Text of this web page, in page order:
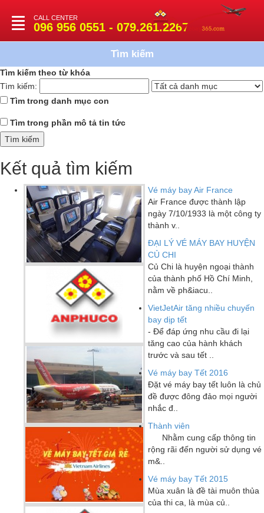
Toggle
navigation
CALL CENTER
096 956 0551 - 079.261.2267
Tìm kiếm
Tìm kiếm theo từ khóa
Tìm kiếm:
Tìm trong danh mục con
Tìm trong phần mô tả tin tức
Kết quả tìm kiếm
Vé máy bay Air France
Air France được thành lập
ngày 7/10/1933 là một công ty
thành v..
ĐẠI LÝ VÉ MÁY BAY HUYỆN
CỦ CHI
Củ Chi là huyện ngoại thành
của thành phố Hồ Chí Minh,
nằm về ph&iacu..
VietJetAir tăng nhiều chuyến
bay dịp tết
- Để đáp ứng nhu cầu đi lại
tăng cao của hành khách
trước và sau tết ..
Vé máy bay Tết 2016
Đặt vé máy bay tết luôn là chủ
đề được đông đảo mọi người
nhắc đ..
Thành viên
Nhằm cung cấp thông tin
rộng rãi đến người sử dụng vé
m&..
Vé máy bay Tết 2015
Mùa xuân là đề tài muôn thủa
của thi ca, là mùa củ..